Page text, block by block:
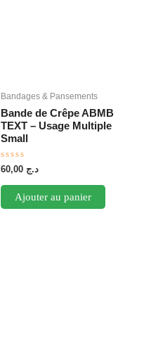
Bandages & Pansements
Bande de Crêpe ABMB
TEXT – Usage Multiple
Small
Note
0
sur
د.ج
Ajouter au panier